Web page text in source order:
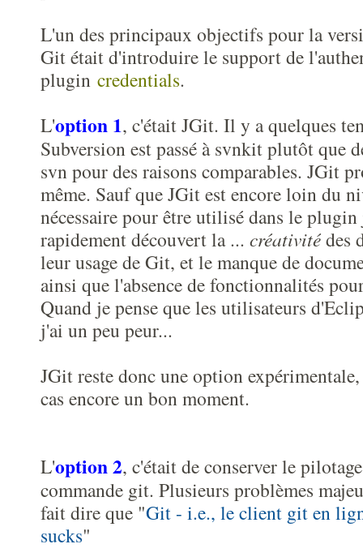
L'un des principaux objectifs pour la
Git était d'introduire le support de
plugin credentials.
L'option 1, c'était JGit. Il y a quelques
Subversion est passé à svnkit plutôt que
svn pour des raisons comparables. JGit
même. Sauf que JGit est encore loin du
nécessaire pour être utilisé dans le
rapidement découvert la ... créativitédes
leur usage de Git, et le manque de
ainsi que l'absence de fonctionnalités
Quand je pense que les utilisateurs
j'ai un peu peur...
JGit reste donc une option
cas encore un bon moment.
L'option 2, c'était de conserver le
commande git. Plusieurs problèmes
fait dire que "Git - i.e., le client git en
sucks"